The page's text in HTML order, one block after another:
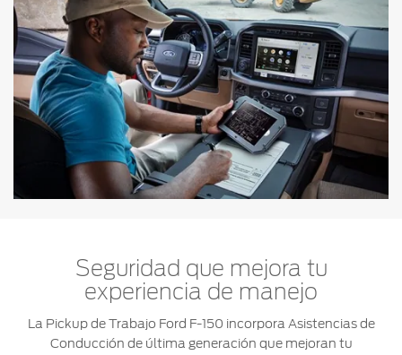
Seguridad que mejora tu
experiencia de manejo
La Pickup de Trabajo Ford F-150 incorpora Asistencias de
Conducción de última generación que mejoran tu